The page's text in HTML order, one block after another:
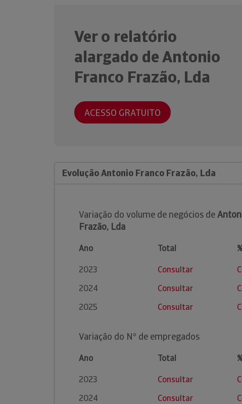
Ver o relatório
alargado de Antonio
Franco Frazão, Lda
ACESSO GRATUITO
Evolução Antonio Franco Frazão, Lda
Variação do volume de negócios de
Frazão, Lda
Ano Total
2023
Consultar
2024
Consultar
2025
Consultar
Variação do Nº de empregados
Ano Total
2023
Consultar
2024
Consultar